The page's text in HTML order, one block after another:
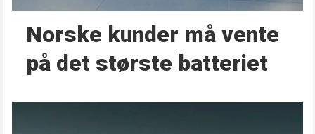
Norske kunder må vente
på det største batteriet